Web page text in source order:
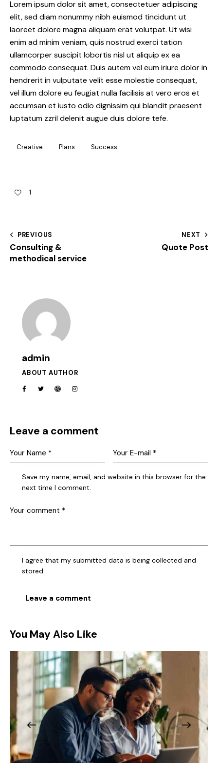
Lorem ipsum dolor sit amet, consectetuer adipiscing
elit, sed diam nonummy nibh euismod tincidunt ut
laoreet dolore magna aliquam erat volutpat. Ut wisi
enim ad minim veniam, quis nostrud exerci tation
ullamcorper suscipit lobortis nisl ut aliquip ex ea
commodo consequat. Duis autem vel eum iriure dolor in
hendrerit in vulputate velit esse molestie consequat,
vel illum dolore eu feugiat nulla facilisis at vero eros et
accumsan et iusto odio dignissim qui blandit praesent
luptatum zzril delenit augue duis dolore tefe.
Creative Plans Success
1
PREVIOUS
Consulting &
methodical service
NEXT
Quote Post
admin
ABOUT AUTHOR
Leave a comment
Save my name, email, and website in this browser for the
next time I comment.
I agree that my submitted data is being collected and
stored.
You May Also Like